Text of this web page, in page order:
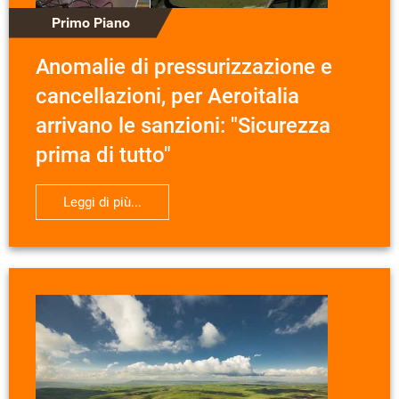
Primo Piano
Anomalie di pressurizzazione e
cancellazioni, per Aeroitalia
arrivano le sanzioni: "Sicurezza
prima di tutto"
Leggi di più...